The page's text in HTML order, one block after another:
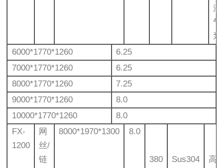
涡
气
泵
6000*1770*1260
6.25
7000*1770*1260
6.25
8000*1770*1260
7.25
9000*1770*1260
8.0
10000*1770*1260
8.0
FX-
1200
网
丝/
链
8000*1970*1300 8.0
380 Sus304
高